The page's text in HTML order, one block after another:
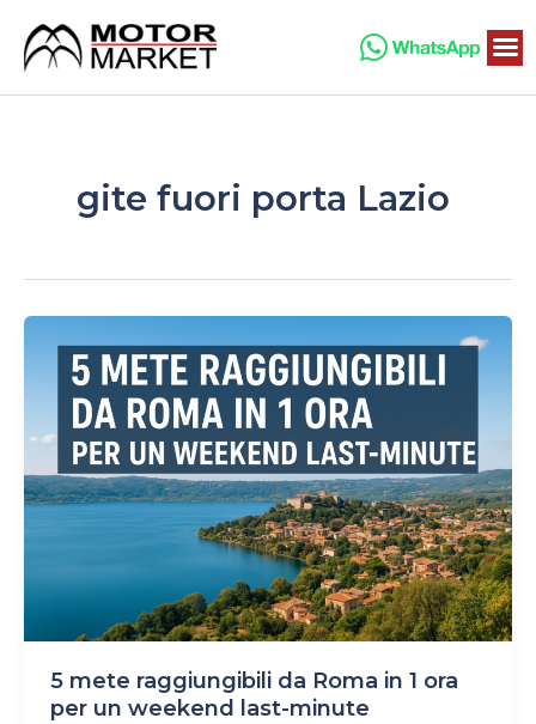
contenuto
gite fuori porta Lazio
5 mete raggiungibili da Roma in 1 ora
per un weekend last-minute
mete
raggiungibili
Roma
in
1
ora
weekend
minute